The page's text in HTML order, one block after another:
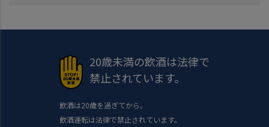
20歳未満の飲酒は法律で
禁止されています。
飲酒は20歳を過ぎてから。
飲酒運転は法律で禁止されています。